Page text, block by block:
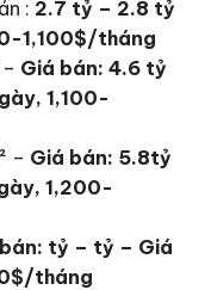
: 2.7 tỷ – 2.8 tỷ
1,100$/tháng
Giá bán: 4.6 tỷ
1,100-
– Giá bán: 5.8tỷ
1,200-
tỷ – tỷ – Giá
tháng